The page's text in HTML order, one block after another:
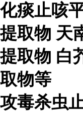
化痰止咳
提取物 天
提取物 白
取物等
攻毒杀虫